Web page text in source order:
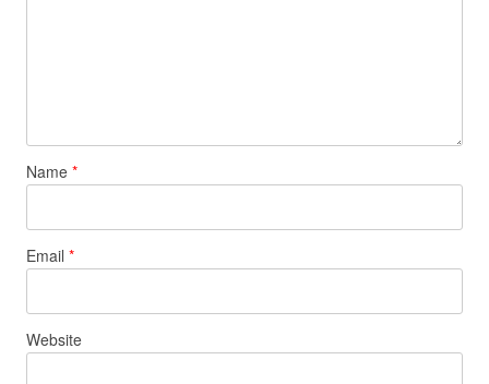
Name *
Email *
Website